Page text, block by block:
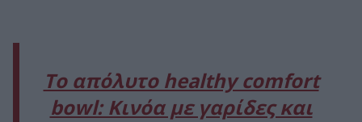
Το απόλυτο healthy comfort
bowl: Κινόα με γαρίδες και